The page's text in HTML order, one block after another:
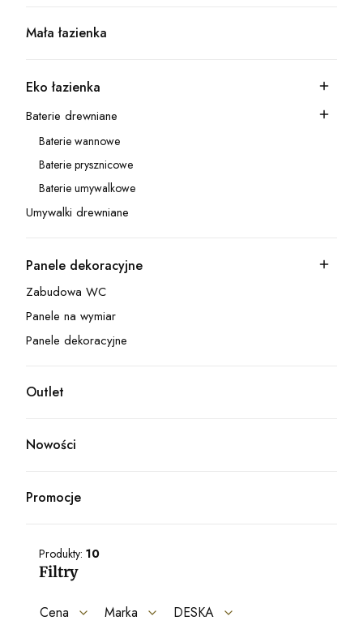
Kategoria - Mała łazienka
Mała łazienka
Kategoria - Eko łazienka
Eko łazienka
Kategoria - Baterie drewniane
Baterie drewniane
Kategoria - Baterie wannowe
Baterie wannowe
Kategoria - Baterie prysznicowe
Baterie prysznicowe
Kategoria - Baterie umywalkowe
Baterie umywalkowe
Kategoria - Umywalki drewniane
Umywalki drewniane
Kategoria - Panele dekoracyjne
Panele dekoracyjne
Kategoria - Zabudowa WC
Zabudowa WC
Kategoria - Panele na wymiar
Panele na wymiar
Kategoria - Panele dekoracyjne
Panele dekoracyjne
Kategoria - Outlet
Outlet
Nowości
Promocje
Produkty: 10
Filtry
Cena Marka DESKA